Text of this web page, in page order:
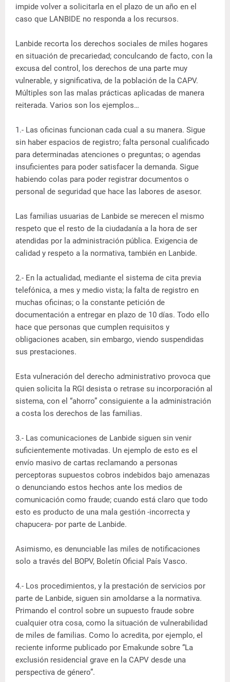
impide volver a solicitarla en el plazo de un año en el
caso que LANBIDE no responda a los recursos.
Lanbide recorta los derechos sociales de miles hogares
en situación de precariedad; conculcando de facto, con la
excusa del control, los derechos de una parte muy
vulnerable, y significativa, de la población de la CAPV.
Múltiples son las malas prácticas aplicadas de manera
reiterada. Varios son los ejemplos…
1.- Las oficinas funcionan cada cual a su manera. Sigue
sin haber espacios de registro; falta personal cualificado
para determinadas atenciones o preguntas; o agendas
insuficientes para poder satisfacer la demanda. Sigue
habiendo colas para poder registrar documentos o
personal de seguridad que hace las labores de asesor.
Las familias usuarias de Lanbide se merecen el mismo
respeto que el resto de la ciudadanía a la hora de ser
atendidas por la administración pública. Exigencia de
calidad y respeto a la normativa, también en Lanbide.
2.- En la actualidad, mediante el sistema de cita previa
telefónica, a mes y medio vista; la falta de registro en
muchas oficinas; o la constante petición de
documentación a entregar en plazo de 10 días. Todo ello
hace que personas que cumplen requisitos y
obligaciones acaben, sin embargo, viendo suspendidas
sus prestaciones.
Esta vulneración del derecho administrativo provoca que
quien solicita la RGI desista o retrase su incorporación al
sistema, con el “ahorro” consiguiente a la administración
a costa los derechos de las familias.
3.- Las comunicaciones de Lanbide siguen sin venir
suficientemente motivadas. Un ejemplo de esto es el
envío masivo de cartas reclamando a personas
perceptoras supuestos cobros indebidos bajo amenazas
o denunciando estos hechos ante los medios de
comunicación como fraude; cuando está claro que todo
esto es producto de una mala gestión -incorrecta y
chapucera- por parte de Lanbide.
Asimismo, es denunciable las miles de notificaciones
solo a través del BOPV, Boletín Oficial País Vasco.
4.- Los procedimientos, y la prestación de servicios por
parte de Lanbide, siguen sin amoldarse a la normativa.
Primando el control sobre un supuesto fraude sobre
cualquier otra cosa, como la situación de vulnerabilidad
de miles de familias. Como lo acredita, por ejemplo, el
reciente informe publicado por Emakunde sobre “La
exclusión residencial grave en la CAPV desde una
perspectiva de género”.